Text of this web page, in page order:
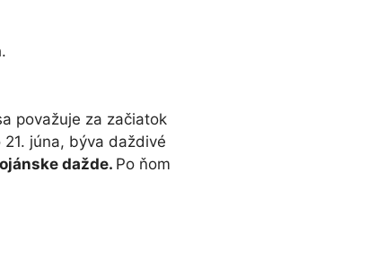
považuje za začiatok
júna, býva daždivé
dažde. Po ňom